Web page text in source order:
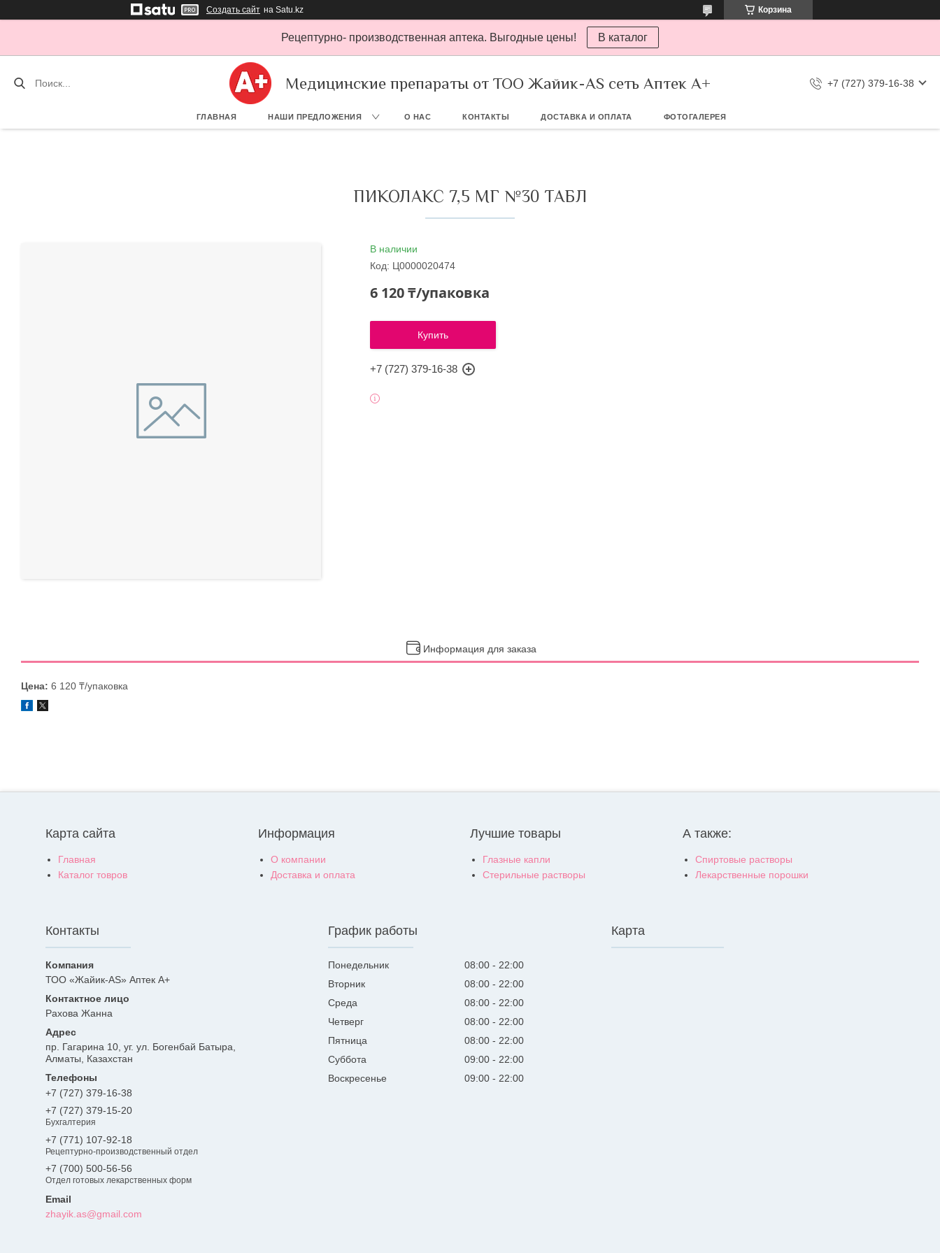
Создать сайт на Satu.kz Корзина
Рецептурно- производственная аптека. Выгодные цены! В каталог
Медицинские препараты от ТОО Жайик-AS сеть Аптек А+ +7 (727) 379-16-38
ГЛАВНАЯ НАШИ ПРЕДЛОЖЕНИЯ О НАС КОНТАКТЫ ДОСТАВКА И ОПЛАТА ФОТОГАЛЕРЕЯ
ПИКОЛАКС 7,5 МГ №30 ТАБЛ
В наличии
Код: Ц0000020474
6 120 ₸/упаковка
Купить
+7 (727) 379-16-38
Информация для заказа
Цена: 6 120 ₸/упаковка
Карта сайта
Главная
Каталог товров
Информация
О компании
Доставка и оплата
Лучшие товары
Глазные капли
Стерильные растворы
А также:
Спиртовые растворы
Лекарственные порошки
Контакты
ТОО «Жайик-AS» Аптек А+
Рахова Жанна
пр. Гагарина 10, уг. ул. Богенбай Батыра,
Алматы, Казахстан
+7 (727) 379-16-38
+7 (727) 379-15-20
Бухгалтерия
+7 (771) 107-92-18
Рецептурно-производственный отдел
+7 (700) 500-56-56
Отдел готовых лекарственных форм
zhayik.as@gmail.com
График работы
Понедельник 08:00
22:00
Вторник
08:00
22:00
Среда
08:00
22:00
Четверг
08:00
22:00
Пятница
08:00
22:00
Суббота
09:00
22:00
Воскресенье
09:00 22:00
Карта